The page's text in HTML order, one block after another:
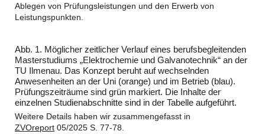
Ablegen von Prüfungsleistungen und den Erwerb von
Leistungspunkten.
Abb. 1. Möglicher zeitlicher Verlauf eines berufsbegleitenden
Masterstudiums „Elektrochemie und Galvanotechnik“ an der
TU Ilmenau. Das Konzept beruht auf wechselnden
Anwesenheiten an der Uni (orange) und im Betrieb (blau).
Prüfungszeiträume sind grün markiert. Die Inhalte der
einzelnen Studienabschnitte sind in der Tabelle aufgeführt.
Weitere Details haben wir zusammengefasst in
ZVOreport 05/2025 S. 77-78.